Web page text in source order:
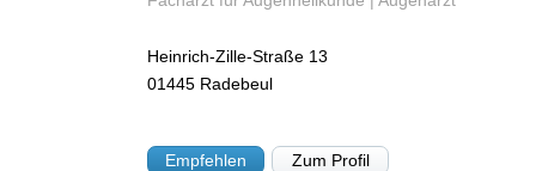
Heinrich-Zille-Straße 13
01445 Radebeul
Empfehlen Zum Profil